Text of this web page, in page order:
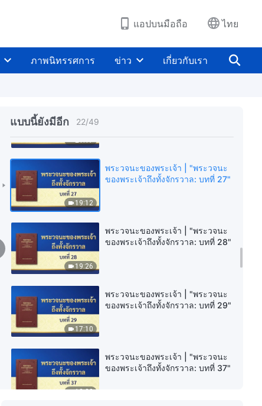
แอปบนมือถือ ไทย
ภาพนิทรรศการ ข่าว เกี่ยวกับเรา
แบบนี้ยังมีอีก 22/49
"พระ‌วจนะ‌ของ‌พระเจ้า‌ถึง‌ทั้ง‌จักรวาล‌:‌‌
‌‌ชนชาติ‌ทั้ง‌หลาย‌เอ๋ย‌‌ ‌‌จง‌ชื่นบาน‌เถิด‌‌!‌"
21:17
19:12
พระวจนะของพระเจ้า | "พระวจนะ
ของพระเจ้าถึงทั้งจักรวาล: บทที่ 27"
19:26
พระวจนะของพระเจ้า | "พระวจนะ
ของพระเจ้าถึงทั้งจักรวาล: บทที่ 28"
17:10
พระวจนะของพระเจ้า | "พระวจนะ
ของพระเจ้าถึงทั้งจักรวาล: บทที่ 29"
12:23
พระวจนะของพระเจ้า | "พระวจนะ
ของพระเจ้าถึงทั้งจักรวาล: บทที่ 37"